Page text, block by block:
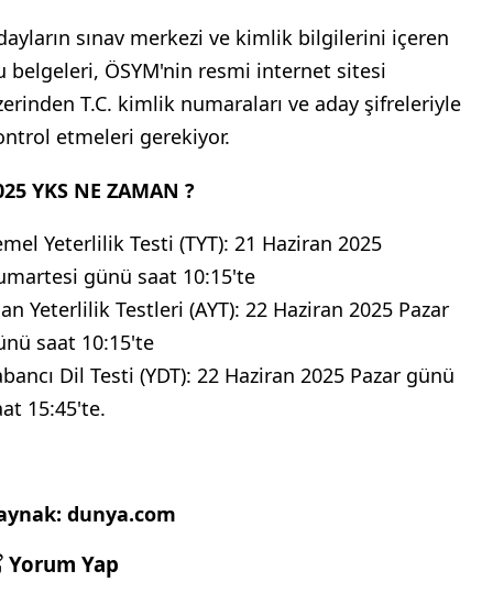
sınav merkezi ve kimlik bilgilerini içeren
belgeleri, ÖSYM'nin resmi internet sitesi
T.C. kimlik numaraları ve aday şifreleriyle
etmeleri gerekiyor.
YKS NE ZAMAN ?
Yeterlilik Testi (TYT): 21 Haziran 2025
günü saat 10:15'te
Yeterlilik Testleri (AYT): 22 Haziran 2025 Pazar
saat 10:15'te
Dil Testi (YDT): 22 Haziran 2025 Pazar günü
15:45'te.
dunya.com
Yorum Yap